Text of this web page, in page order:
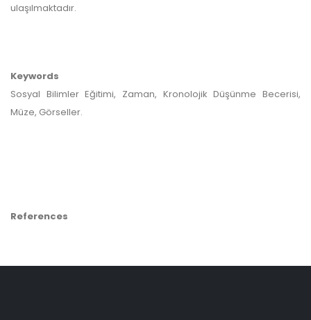
ulaşılmaktadır.
Keywords
Sosyal Bilimler Eğitimi, Zaman, Kronolojik Düşünme Becerisi,
Müze, Görseller.
References